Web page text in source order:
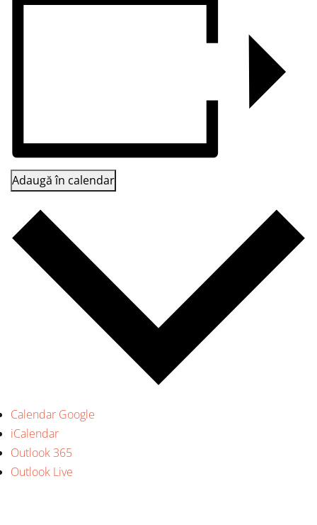
Adaugă în calendar
Calendar Google
iCalendar
Outlook 365
Outlook Live